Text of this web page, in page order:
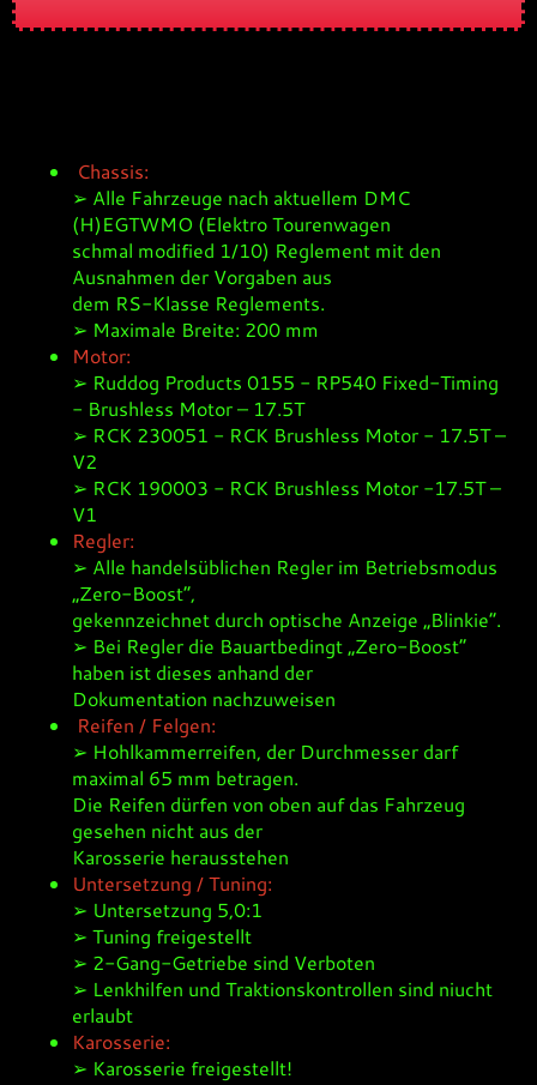
Chassis:
➢ Alle Fahrzeuge nach aktuellem DMC
(H)EGTWMO (Elektro Tourenwagen
schmal modified 1/10) Reglement mit den
Ausnahmen der Vorgaben aus
dem RS-Klasse Reglements.
➢ Maximale Breite: 200 mm
Motor:
➢ Ruddog Products 0155 - RP540 Fixed-Timing
- Brushless Motor – 17.5T
➢ RCK 230051 - RCK Brushless Motor - 17.5T –
V2
➢ RCK 190003 - RCK Brushless Motor -17.5T –
V1
Regler:
➢ Alle handelsüblichen Regler im Betriebsmodus
„Zero-Boost“,
gekennzeichnet durch optische Anzeige „Blinkie“.
➢ Bei Regler die Bauartbedingt „Zero-Boost“
haben ist dieses anhand der
Dokumentation nachzuweisen
Reifen / Felgen:
➢ Hohlkammerreifen, der Durchmesser darf
maximal 65 mm betragen.
Die Reifen dürfen von oben auf das Fahrzeug
gesehen nicht aus der
Karosserie herausstehen
Untersetzung / Tuning:
➢ Untersetzung 5,0:1
➢ Tuning freigestellt
➢ 2-Gang-Getriebe sind Verboten
➢ Lenkhilfen und Traktionskontrollen sind niucht
erlaubt
Karosserie:
➢ Karosserie freigestellt!